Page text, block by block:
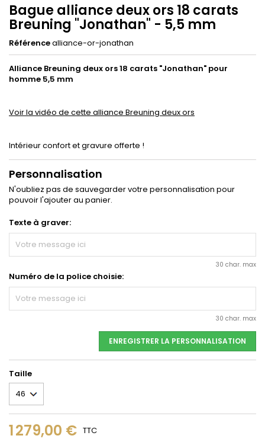
Bague alliance deux ors 18 carats
Breuning "Jonathan" - 5,5 mm
Référencealliance-or-jonathan
Alliance Breuning deux ors 18 carats "Jonathan" pour
homme 5,5 mm
Voir la vidéo de cette alliance Breuning deux ors
Intérieur confort et gravure offerte !
Personnalisation
N'oubliez pas de sauvegarder votre personnalisation pour
pouvoir l'ajouter au panier.
Texte à graver:
30 char. max
Numéro de la police choisie:
30 char. max
ENREGISTRER LA PERSONNALISATION
Taille
1 279,00 € TTC